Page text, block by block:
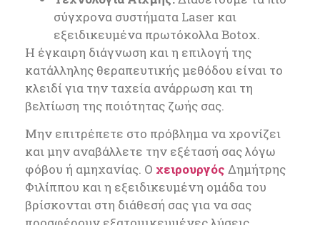
σύγχρονα συστήματα Laser και
εξειδικευμένα πρωτόκολλα Botox.
Η έγκαιρη διάγνωση και η επιλογή της
κατάλληλης θεραπευτικής μεθόδου είναι το
κλειδί για την ταχεία ανάρρωση και τη
βελτίωση της ποιότητας ζωής σας.
Μην επιτρέπετε στο πρόβλημα να χρονίζει
και μην αναβάλλετε την εξέτασή σας λόγω
φόβου ή αμηχανίας. Ο χειρουργός Δημήτρης
Φιλίππου και η εξειδικευμένη ομάδα του
βρίσκονται στη διάθεσή σας για να σας